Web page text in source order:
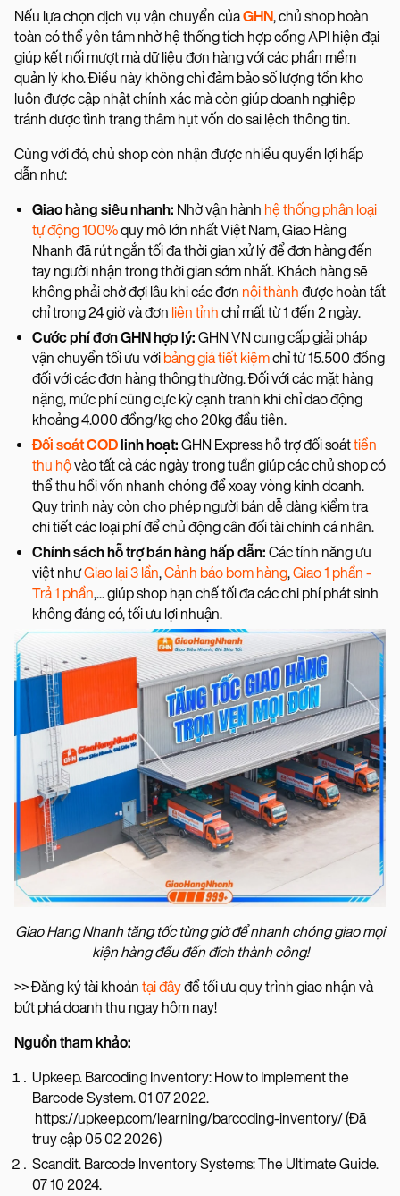
Nếu lựa chọn dịch vụ vận chuyển củaGHN, chủ shop hoàn
toàn có thể yên tâm nhờ hệ thống tích hợp cổng API hiện đại
giúp kết nối mượt mà dữ liệu đơn hàng với các phần mềm
quản lý kho. Điều này không chỉ đảm bảo số lượng tồn kho
luôn được cập nhật chính xác mà còn giúp doanh nghiệp
tránh được tình trạng thâm hụt vốn do sai lệch thông tin.
Cùng với đó, chủ shop còn nhận được nhiều quyền lợi hấp
dẫn như:
Giao hàng siêu nhanh: Nhờ vận hành hệ thống phân loại
tự động 100%quy mô lớn nhất Việt Nam, Giao Hàng
Nhanh đã rút ngắn tối đa thời gian xử lý để đơn hàng đến
tay người nhận trong thời gian sớm nhất. Khách hàng sẽ
không phải chờ đợi lâu khi các đơn nội thành được hoàn tất
chỉ trong 24 giờ và đơn liên tỉnh chỉ mất từ 1 đến 2 ngày.
Cước phí đơn GHN hợp lý: GHN VN cung cấp giải pháp
vận chuyển tối ưu với bảng giá tiết kiệmchỉ từ 15.500 đồng
đối với các đơn hàng thông thường. Đối với các mặt hàng
nặng, mức phí cũng cực kỳ cạnh tranh khi chỉ dao động
khoảng 4.000 đồng/kg cho 20kg đầu tiên.
Đối soát CODlinh hoạt: GHN Express hỗ trợ đối soáttiền
thu hộvào tất cả các ngày trong tuần giúp các chủ shop có
thể thu hồi vốn nhanh chóng để xoay vòng kinh doanh.
Quy trình này còn cho phép người bán dễ dàng kiểm tra
chi tiết các loại phí để chủ động cân đối tài chính cá nhân.
Chính sách hỗ trợ bán hàng hấp dẫn: Các tính năng ưu
việt nhưGiao lại 3 lần,Cảnh báo bom hàng,Giao 1 phần -
Trả 1 phần,... giúp shop hạn chế tối đa các chi phí phát sinh
không đáng có, tối ưu lợi nhuận.
Giao Hang Nhanh tăng tốc từng giờ để nhanh chóng giao mọi
kiện hàng đều đến đích thành công!
>> Đăng ký tài khoản tại đâyđể tối ưu quy trình giao nhận và
bứt phá doanh thu ngay hôm nay!
Nguồn tham khảo:
Upkeep. Barcoding Inventory: How to Implement the
Barcode System. 01 07 2022.
https://upkeep.com/learning/barcoding-inventory/ (Đã
truy cập 05 02 2026)
Scandit. Barcode Inventory Systems: The Ultimate Guide.
07 10 2024.